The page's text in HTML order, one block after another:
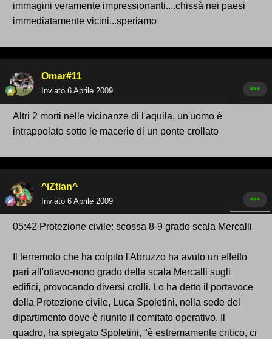
immagini veramente impressionanti....chissà nei paesi
immediatamente vicini...speriamo
Omar#11
Inviato 6 Aprile 2009
Altri 2 morti nelle vicinanze di l'aquila, un'uomo è
intrappolato sotto le macerie di un ponte crollato
^iZtian^
Inviato 6 Aprile 2009
05:42 Protezione civile: scossa 8-9 grado scala Mercalli
Il terremoto che ha colpito l'Abruzzo ha avuto un effetto
pari all'ottavo-nono grado della scala Mercalli sugli
edifici, provocando diversi crolli. Lo ha detto il portavoce
della Protezione civile, Luca Spoletini, nella sede del
dipartimento dove è riunito il comitato operativo. Il
quadro, ha spiegato Spoletini, "è estremamente critico, ci